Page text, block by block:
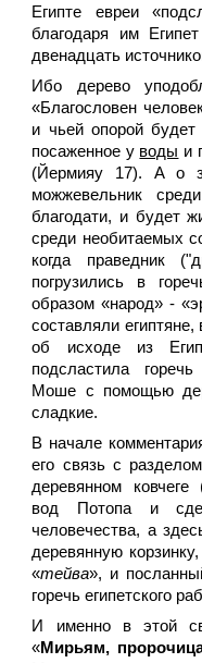
Египте евреи
благодаря им
двенадцать
Ибо дерево
«Благословен
и чьей опорой
посаженное у воды и
(Йермияу 17). А о
можжевельник
благодати, и будет
среди необитаемых
когда праведник
погрузились в
образом «народ» -
составляли
об исходе из
подсластила
Моше с помощью
сладкие.
В начале
его связь с
деревянном ковчеге
вод Потопа и
человечества, а
деревянную
«тейва», и
горечь египетского
И именно в этой
«Мирьям,